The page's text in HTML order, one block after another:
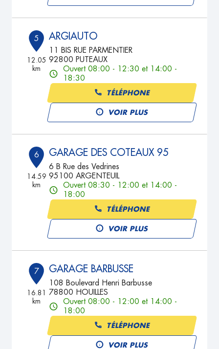
5
12.05
km
ARGIAUTO
11 BIS RUE PARMENTIER
92800 PUTEAUX
Ouvert 08:00 - 12:30 et 14:00 -
18:30
TÉLÉPHONE
VOIR PLUS
6
14.59
km
GARAGE DES COTEAUX 95
6 B Rue des Vedrines
95100 ARGENTEUIL
Ouvert 08:30 - 12:00 et 14:00 -
18:00
TÉLÉPHONE
VOIR PLUS
7
16.81
km
GARAGE BARBUSSE
108 Boulevard Henri Barbusse
78800 HOUILLES
Ouvert 08:00 - 12:00 et 14:00 -
18:00
TÉLÉPHONE
VOIR PLUS